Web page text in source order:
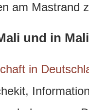
am Mastrand
und in Mali
in